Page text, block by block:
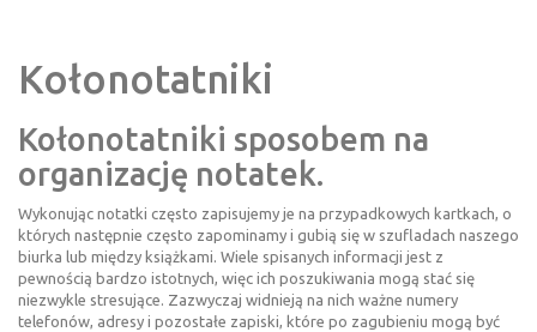
Kołonotatniki
Kołonotatniki sposobem na
organizację notatek.
Wykonując notatki często zapisujemy je na przypadkowych kartkach, o
których następnie często zapominamy i gubią się w szufladach naszego
biurka lub między książkami. Wiele spisanych informacji jest z
pewnością bardzo istotnych, więc ich poszukiwania mogą stać się
niezwykle stresujące. Zazwyczaj widnieją na nich ważne numery
telefonów, adresy i pozostałe zapiski, które po zagubieniu mogą być